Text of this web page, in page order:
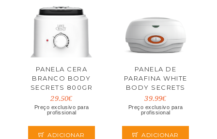
PANELA CERA
BRANCO BODY
SECRETS 800GR
29.50€
Preço exclusivo para
profissional
ADICIONAR
PANELA DE
PARAFINA WHITE
BODY SECRETS
39.99€
Preço exclusivo para
profissional
ADICIONAR